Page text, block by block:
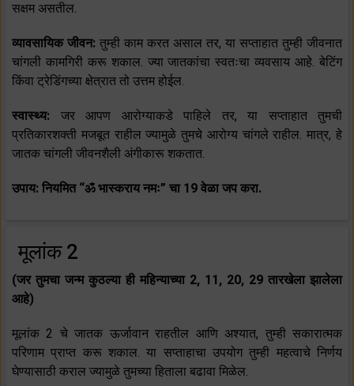
सक्षम असतील.
व्यावसायिक जीवन: तुम्ही काम करत असाल तर, या सप्ताहात तुम्ही जीवनात
चांगली कामगिरी करू शकाल. ज्या जातकांचा स्वतःचा व्यवसाय आहे. बेटिंग
किंवा ट्रेडिंगच्या क्षेत्रात तो उत्तम होईल.
स्वास्थ्य: जर आपण आरोग्याकडे पाहिले तर, या सप्ताहात तुमची
प्रतिकारशक्ती मजबूत राहील ज्यामुळे तुमचे आरोग्य चांगले राहील. मात्र, हे
जातक चांगली जीवनशैली अंगीकारू शकतात.
उपाय: नियमित “ॐ भास्कराय नमः” चा 19 वेळा जप करा.
मूलांक 2
(जर तुमचा जन्म कुठल्या ही महिन्याच्या 2, 11, 20, 29 तारखेला झालेला
आहे)
मूलांक 2 चे जातक ऊर्जावान राहतील आणि अश्यात, तुम्ही सकारात्मक
परिणाम प्राप्त करू शकाल. या सप्ताहाचा उपयोग तुम्ही महत्वाचे निर्णय
घेण्यासाठी कराल ज्यामुळे तुमच्या हिताला बढावा मिळेल.